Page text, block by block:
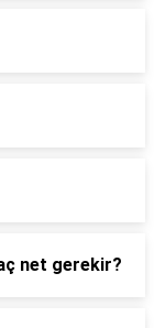
net gerekir?